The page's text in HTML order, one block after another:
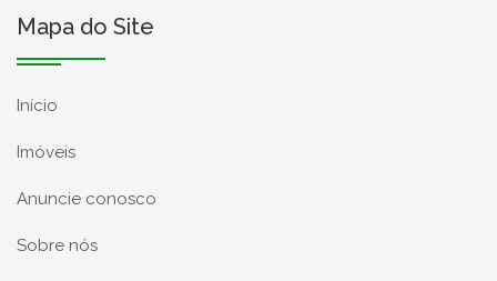
Mapa do Site
Início
Imóveis
Anuncie conosco
Sobre nós